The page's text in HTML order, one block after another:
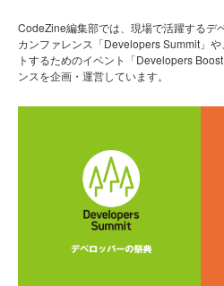
CodeZine編集部では、現場で活躍するデ
カンファレンス「Developers Summit」
トするためのイベント「Developers
ンスを企画・運営しています。